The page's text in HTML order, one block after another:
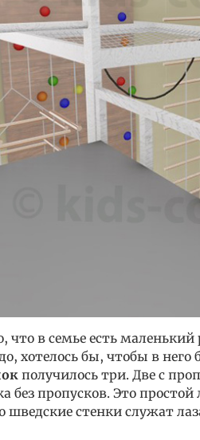
что в семье есть
хотелось бы, чтобы в
получилось три. Две с
без пропусков. Это
шведские стенки служат